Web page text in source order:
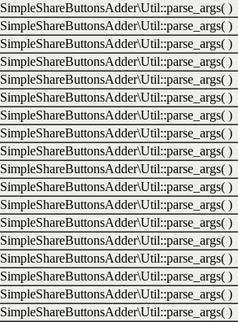
SimpleShareButtonsAdder\Util::parse_args( )
SimpleShareButtonsAdder\Util::parse_args( )
SimpleShareButtonsAdder\Util::parse_args( )
SimpleShareButtonsAdder\Util::parse_args( )
SimpleShareButtonsAdder\Util::parse_args( )
SimpleShareButtonsAdder\Util::parse_args( )
SimpleShareButtonsAdder\Util::parse_args( )
SimpleShareButtonsAdder\Util::parse_args( )
SimpleShareButtonsAdder\Util::parse_args( )
SimpleShareButtonsAdder\Util::parse_args( )
SimpleShareButtonsAdder\Util::parse_args( )
SimpleShareButtonsAdder\Util::parse_args( )
SimpleShareButtonsAdder\Util::parse_args( )
SimpleShareButtonsAdder\Util::parse_args( )
SimpleShareButtonsAdder\Util::parse_args( )
SimpleShareButtonsAdder\Util::parse_args( )
SimpleShareButtonsAdder\Util::parse_args( )
SimpleShareButtonsAdder\Util::parse_args( )